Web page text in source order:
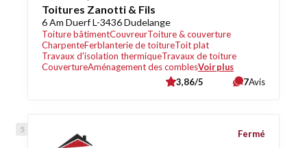
Toitures Zanotti & Fils
6 Am Duerf L-3436 Dudelange
Toiture bâtimentCouvreurToiture & couverture
CharpenteFerblanterie de toitureToit plat
Travaux d'isolation thermiqueTravaux de toiture
CouvertureAménagement des comblesVoir plus
3,86/5 7Avis
Fermé